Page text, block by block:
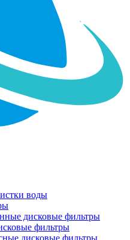
воды
дисковые фильтры
фильтры